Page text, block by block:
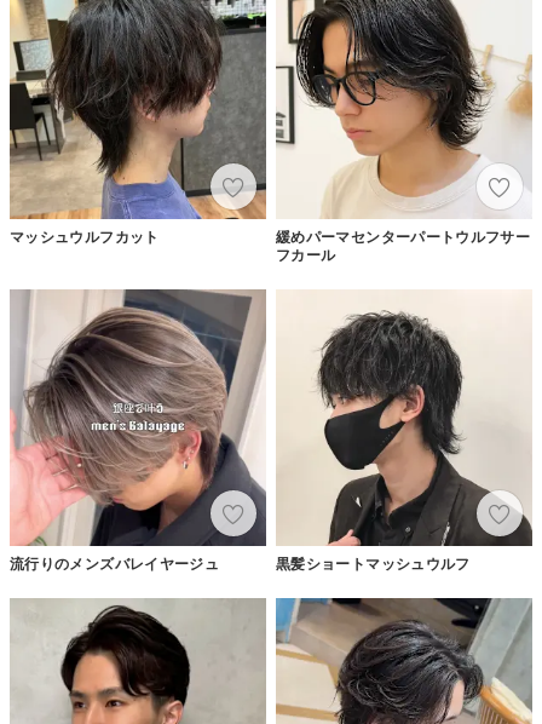
マッシュウルフカット
緩めパーマセンターパートウルフサー
フカール
流行りのメンズバレイヤージュ 黒髪ショートマッシュウルフ